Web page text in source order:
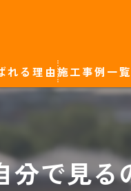
れる理由施工事例一覧
廿日市市の
岩国市の屋根
広島市の屋
で見る